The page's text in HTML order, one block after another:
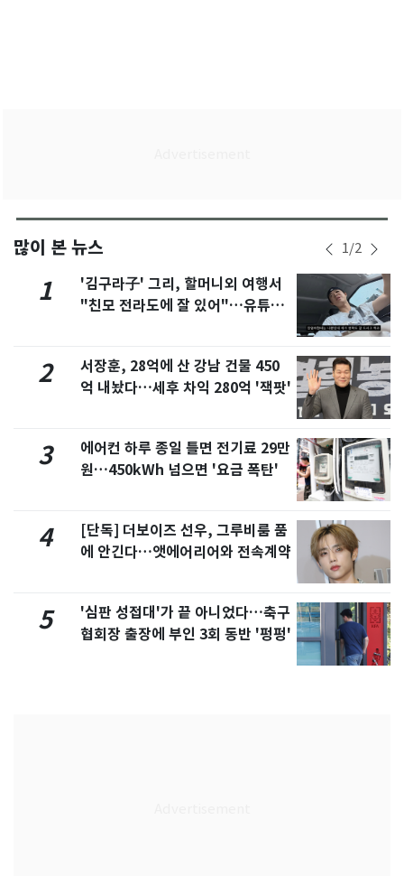
많이 본 뉴스 1/2
1
'김구라子' 그리, 할머니외 여행서
"친모 전라도에 잘 있어"…유튜브
2
서장훈, 28억에 산 강남 건물 450
억 내놨다…세후 차익 280억 '잭팟'
3
에어컨 하루 종일 틀면 전기료 29만
원…450kWh 넘으면 '요금 폭탄'
4
[단독] 더보이즈 선우, 그루비룸 품
에 안긴다…앳에어리어와 전속계약
5
'심판 성접대'가 끝 아니었다…축구
협회장 출장에 부인 3회 동반 '펑펑'